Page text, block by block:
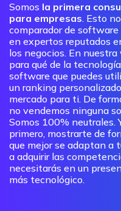
Somos la primera
para empresas. Esto
comparador de
en expertos reputados
los negocios. En
para qué de la
software que puedes
un ranking
mercado para ti. De
no vendemos ninguna
Somos 100% neutrales.
primero, mostrarte de
que mejor se adaptan a
a adquirir las
necesitarás en un
más tecnológico.